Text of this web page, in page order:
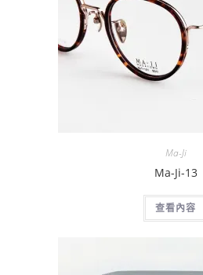
Ma-Ji
Ma-Ji-13
查看內容